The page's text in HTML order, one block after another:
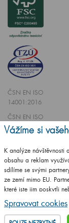
ČSN EN ISO
14001:2016
ČSN EN ISO
9001:2016
Vytvořilo studio
© 2009 - 2025
Vážíme si
K analýze návštěvnosti
obsahu a reklam
sdílíme se svými
ze zemí mimo EU.
které jste jim poskytli
služby.
Podrobné
Spravovat cookies